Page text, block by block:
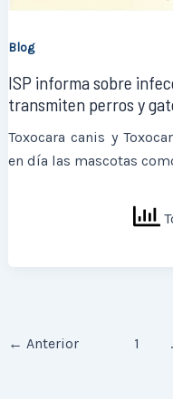
Blog
ISP informa sobre
transmiten perros y
Toxocara canis y
en día las mascotas
← Anterior 1